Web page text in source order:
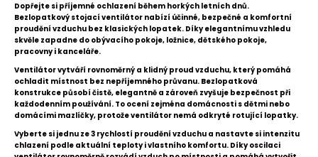
Dopřejte si příjemné ochlazení během horkých letních dnů.
Bezlopatkový stojací ventilátor nabízí účinné, bezpečné a komfortní
proudění vzduchu bez klasických lopatek. Díky elegantnímu vzhledu
skvěle zapadne do obývacího pokoje, ložnice, dětského pokoje,
pracovny i kanceláře.
Ventilátor vytváří rovnoměrný a klidný proud vzduchu, který pomáhá
ochladit místnost bez nepříjemného průvanu. Bezlopatková
konstrukce působí čistě, elegantně a zároveň zvyšuje bezpečnost při
každodenním používání. To ocení zejména domácnosti s dětmi nebo
domácími mazlíčky, protože ventilátor nemá odkryté rotující lopatky.
Vyberte si jednu ze 3 rychlostí proudění vzduchu a nastavte si intenzitu
chlazení podle aktuální teploty i vlastního komfortu. Díky oscilaci